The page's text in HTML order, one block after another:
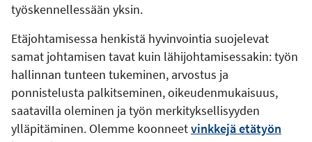
työskennellessään yksin.
Etäjohtamisessa henkistä hyvinvointia suojelevat
samat johtamisen tavat kuin lähijohtamisessakin: työn
hallinnan tunteen tukeminen, arvostus ja
ponnistelusta palkitseminen, oikeudenmukaisuus,
saatavilla oleminen ja työn merkityksellisyyden
ylläpitäminen. Olemme koonneetvinkkejä etätyön